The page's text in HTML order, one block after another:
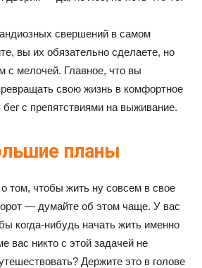
свершений в самом
вы их обязательно сделаете, но
с мелочей. Главное, что вы
свою жизнь в комфортное
бег с препятствиями на выживание.
планы
том, чтобы жить ну совсем в свое
— думайте об этом чаще. У вас
когда-нибудь начать жить именно
вас никто с этой задачей не
Держите это в голове